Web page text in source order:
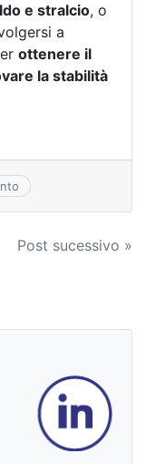
e stralcio, o
a
ottenere il
la stabilità
Post sucessivo »